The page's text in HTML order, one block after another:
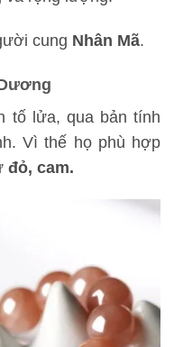
cung Nhân Mã.
tố lửa, qua bản tính
Vì thế họ phù hợp
đỏ, cam.